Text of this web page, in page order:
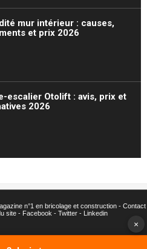
mur intérieur : causes,
et prix 2026
escalier Otolift : avis, prix et
2026
n°1 en bricolage et construction - Contact
site - Facebook - Twitter - Linkedin
×